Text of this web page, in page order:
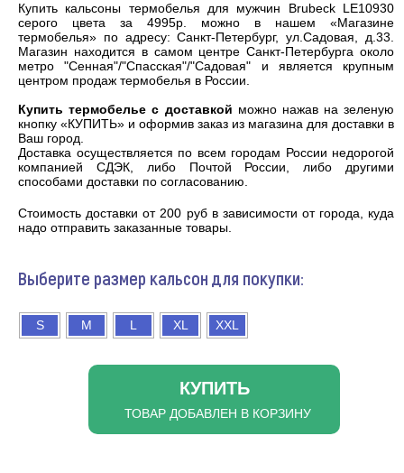
Купить кальсоны термобелья для мужчин Brubeck LE10930
серого цвета за 4995р. можно в нашем «Магазине
термобелья» по адресу: Санкт-Петербург, ул.Садовая, д.33.
Магазин находится в самом центре Санкт-Петербурга около
метро "Сенная"/"Спасская"/"Садовая" и является крупным
центром продаж термобелья в России.
Купить термобелье с доставкой можно нажав на зеленую
кнопку «КУПИТЬ» и оформив заказ из магазина для доставки в
Ваш город.
Доставка осуществляется по всем городам России недорогой
компанией СДЭК, либо Почтой России, либо другими
способами доставки по согласованию.
Cтоимость доставки от 200 руб в зависимости от города, куда
надо отправить заказанные товары.
Выберите размер кальсон для покупки:
S M L XL XXL
КУПИТЬ
ТОВАР ДОБАВЛЕН В КОРЗИНУ